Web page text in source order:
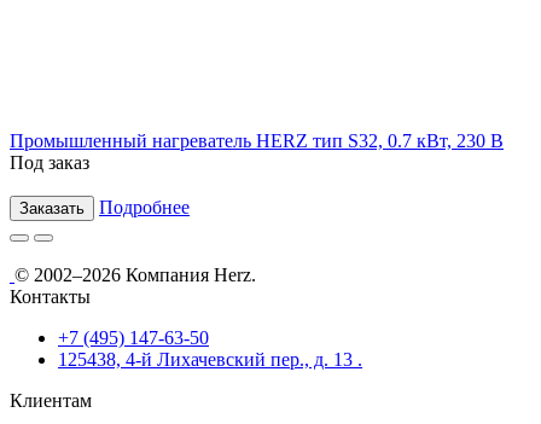
Промышленный нагреватель HERZ тип S32, 0.7 кВт, 230 В
Под заказ
Заказать Подробнее
© 2002–2026 Компания Herz.
Контакты
+7 (495) 147-63-50
125438, 4-й Лихачевский пер., д. 13 .
Клиентам